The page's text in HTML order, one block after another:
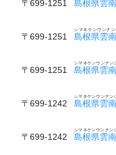
〒699-1251 島根県雲
〒699-1251 島根県雲
シマネケンウンナ
〒699-1251 島根県雲
シマネケンウンナン
〒699-1242 島根県雲
シマネケンウンナン
〒699-1242 島根県雲
シマネケンウンナン